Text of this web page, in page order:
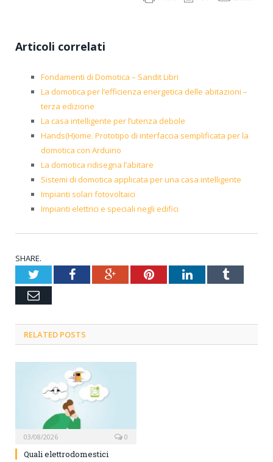
Articoli correlati
Fondamenti di Domotica – Sandit Libri
La domotica per l’efficienza energetica delle abitazioni –
terza edizione
La casa intelligente per l’utenza debole
Hands(H)ome. Prototipo di interfaccia semplificata per la
domotica con Arduino
La domotica ridisegna l’abitare
Sistemi di domotica applicata per una casa intelligente
Impianti solari fotovoltaici
Impianti elettrici e speciali negli edifici
SHARE.
TwitterFacebookGoogle+PinterestLinkedInTumblr
Email
RELATED POSTS
03/08/2026 0
Quali elettrodomestici